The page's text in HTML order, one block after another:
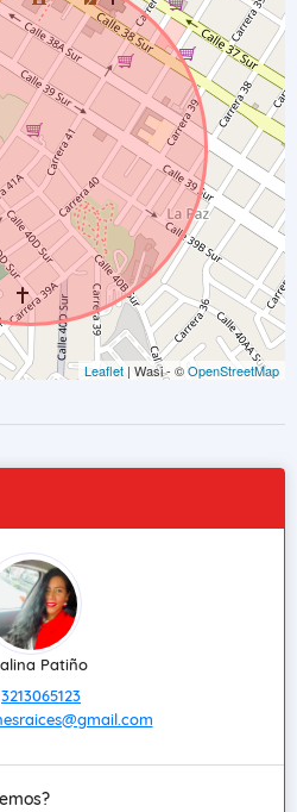
Leaflet | Wasi - ©OpenStreetMap
Patiño
3213065123